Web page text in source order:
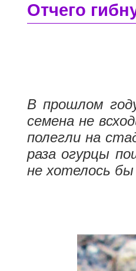
Отчего
В прошлом
семена не
полегли на
раза огурцы
не хотелось